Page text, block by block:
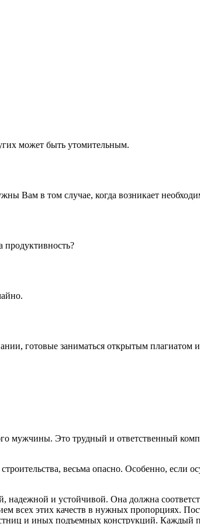
может быть утомительным.
Вам в том случае, когда возникает
готовые заниматься открытым плагиатом
мужчины. Это трудный и ответственный
весьма опасно. Особенно, если
надежной и устойчивой. Она должна
всех этих качеств в нужных пропорциях.
и иных подъемных конструкций. Каждый